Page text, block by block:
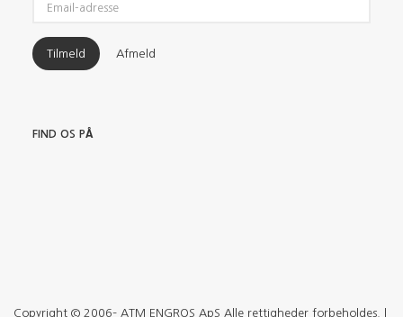
adresse
Tilmeld Afmeld
FIND OS PÅ
Copyright © 2006– ATM ENGROS ApS Alle rettigheder forbeholdes. |